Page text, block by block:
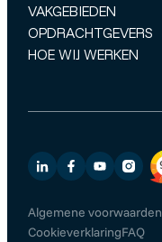
VAKGEBIEDEN
OPDRACHTGEVERS
HOE WIJ WERKEN
Algemene voorwaarden
CookieverklaringFAQ